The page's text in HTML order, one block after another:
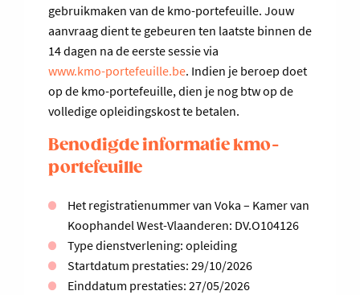
gebruikmaken van de kmo-portefeuille. Jouw
aanvraag dient te gebeuren ten laatste binnen de
14 dagen na de eerste sessie via
www.kmo-portefeuille.be. Indien je beroep doet
op de kmo-portefeuille, dien je nog btw op de
volledige opleidingskost te betalen.
Benodigde informatie kmo-
portefeuille
Het registratienummer van Voka – Kamer van
Koophandel West-Vlaanderen: DV.O104126
Type dienstverlening: opleiding
Startdatum prestaties: 29/10/2026
Einddatum prestaties: 27/05/2026